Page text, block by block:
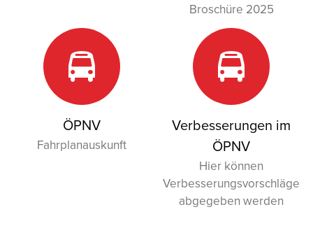
Broschüre 2025
ÖPNV
Fahrplanauskunft
Verbesserungen im
ÖPNV
Hier können
Verbesserungsvorschläge
abgegeben werden